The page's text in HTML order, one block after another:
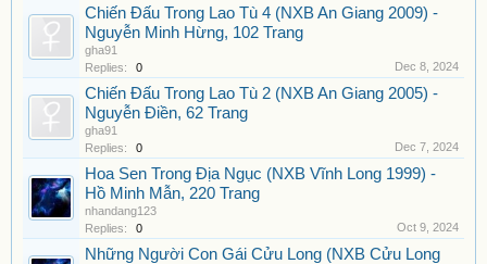
Chiến Đấu Trong Lao Tù 4 (NXB An Giang 2009) -
Nguyễn Minh Hừng, 102 Trang
gha91
Replies:
0 Dec 8, 2024
Chiến Đấu Trong Lao Tù 2 (NXB An Giang 2005) -
Nguyễn Điền, 62 Trang
gha91
Replies:
0 Dec 7, 2024
Hoa Sen Trong Địa Ngục (NXB Vĩnh Long 1999) -
Hồ Minh Mẫn, 220 Trang
nhandang123
Replies:
0 Oct 9, 2024
Những Người Con Gái Cửu Long (NXB Cửu Long